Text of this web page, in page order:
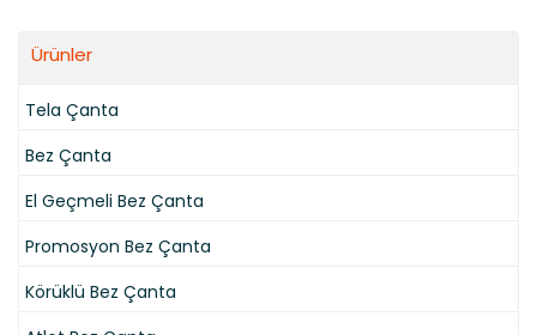
Ürünler
Tela Çanta
Bez Çanta
El Geçmeli Bez Çanta
Promosyon Bez Çanta
Körüklü Bez Çanta